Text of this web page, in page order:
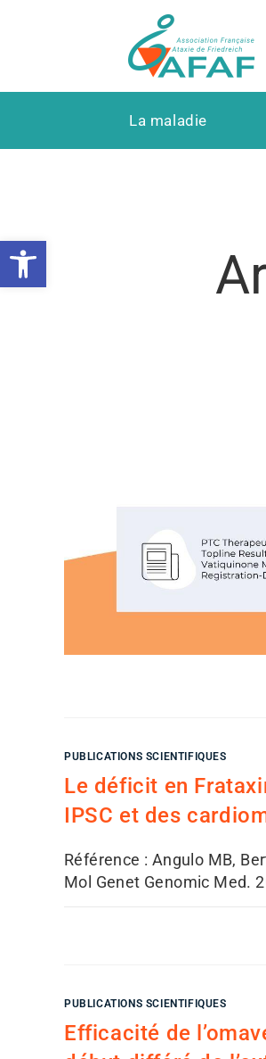
Ouvrir la barre
La maladie
PUBLICATIONS SCIENTIFIQUES
Le déficit en
IPSC et des
Référence : Angulo MB,
Mol Genet Genomic Med.
PUBLICATIONS SCIENTIFIQUES
Efficacité de